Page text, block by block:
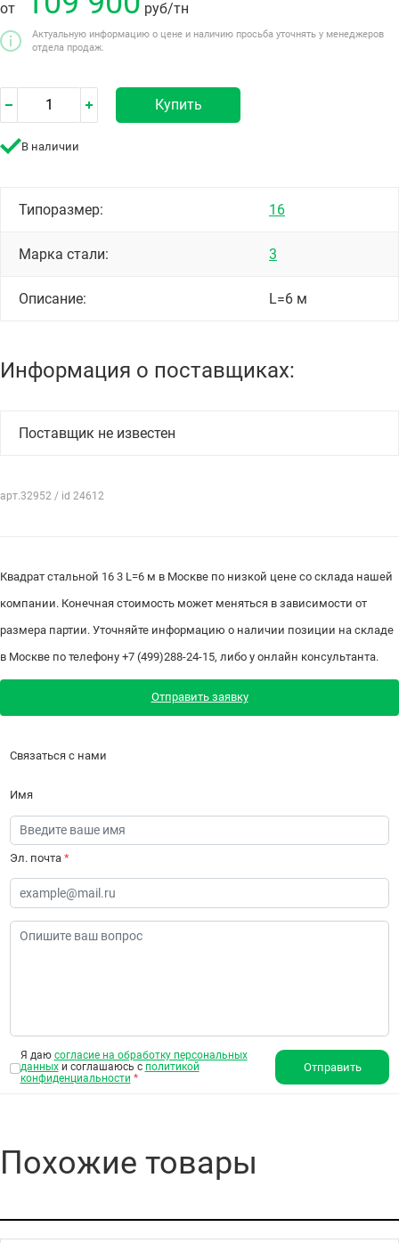
от руб/тн
Актуальную информацию о цене и наличию просьба уточнять у менеджеров
отдела продаж.
Купить
В наличии
Типоразмер: 16
Марка стали: 3
Описание: L=6 м
Информация о поставщиках:
Поставщик не известен
арт.32952 / id 24612
Квадрат стальной 16 3 L=6 м в Москве по низкой цене со склада нашей
компании. Конечная стоимость может меняться в зависимости от
размера партии. Уточняйте информацию о наличии позиции на складе
в Москве по телефону +7 (499)288-24-15, либо у онлайн консультанта.
Отправить заявку
Связаться с нами
Имя
Эл. почта *
Я даю согласие на обработку персональных
данныхи соглашаюсь с политикой
конфиденциальности *
Отправить
Похожие товары